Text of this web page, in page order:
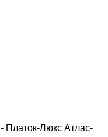
- Платок-Люкс Атлас-